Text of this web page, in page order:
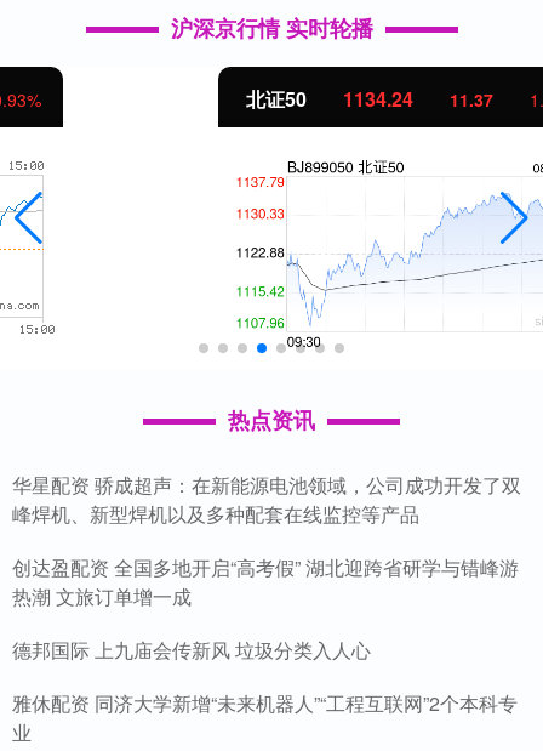
沪深京行情 实时轮播
1134.24 11.37 1.01%
热点资讯
华星配资 骄成超声：在新能源电池领域，公司成功开发了双
峰焊机、新型焊机以及多种配套在线监控等产品
创达盈配资 全国多地开启“高考假” 湖北迎跨省研学与错峰游
热潮 文旅订单增一成
德邦国际 上九庙会传新风 垃圾分类入人心
雅休配资 同济大学新增“未来机器人”“工程互联网”2个本科专
业